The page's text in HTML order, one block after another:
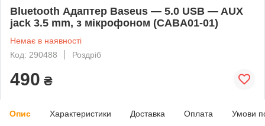
Bluetooth Адаптер Baseus — 5.0 USB — AUX
jack 3.5 mm, з мікрофоном (CABA01-01)
Немає в наявності
Код: 290488
Роздріб
490 ₴
Опис Характеристики Доставка Оплата Умови